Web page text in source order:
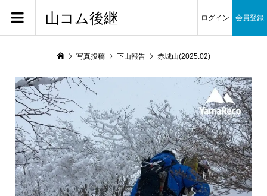
山コム後継 ログイン 会員登録
写真投稿 下山報告 赤城山(2025.02)